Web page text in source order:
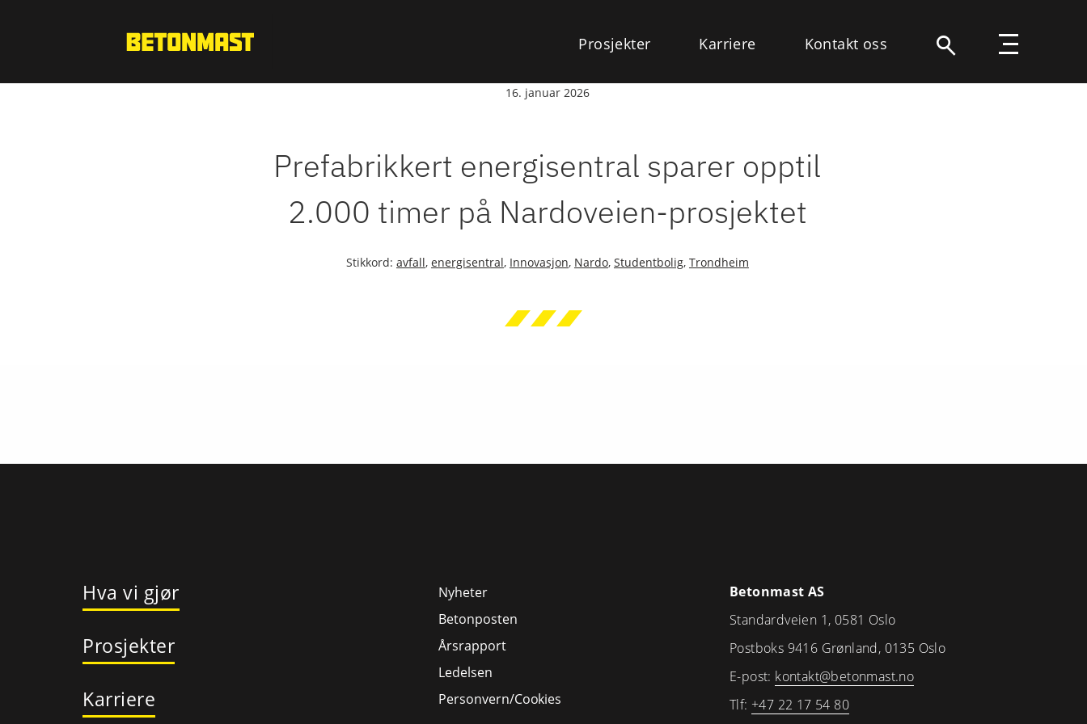
Prosjekter Karriere Kontakt oss
16. januar 2026
Prefabrikkert energisentral sparer opptil
2.000 timer på Nardoveien-prosjektet
Stikkord: avfall, energisentral, Innovasjon, Nardo, Studentbolig, Trondheim
Hva vi gjør
Prosjekter
Karriere
Nyheter
Betonposten
Årsrapport
Ledelsen
Personvern/Cookies
Betonmast AS
Standardveien 1, 0581 Oslo
Postboks 9416 Grønland, 0135 Oslo
E-post: kontakt@betonmast.no
Tlf: +47 22 17 54 80